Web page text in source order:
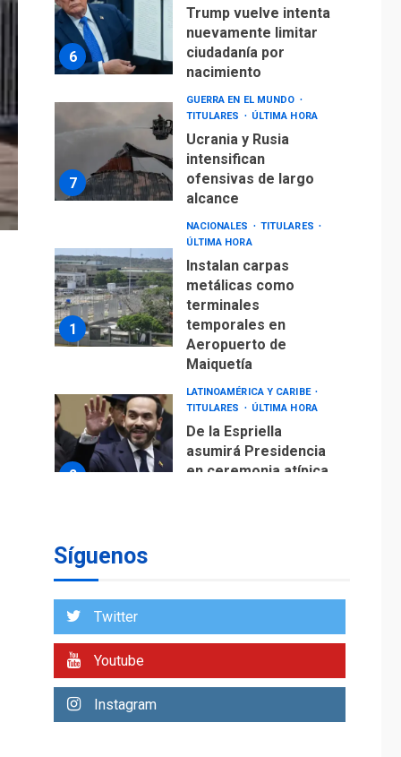
6
Trump vuelve intenta
nuevamente limitar
ciudadanía por
nacimiento
7
GUERRA EN EL MUNDO
TITULARES
ÚLTIMA HORA
Ucrania y Rusia
intensifican
ofensivas de largo
alcance
1
NACIONALES
TITULARES
ÚLTIMA HORA
Instalan carpas
metálicas como
terminales
temporales en
Aeropuerto de
Maiquetía
2
LATINOAMÉRICA Y CARIBE
TITULARES
ÚLTIMA HORA
De la Espriella
asumirá Presidencia
en ceremonia atípica
3
de diálogo en
4
POLÍTICA
TITULARES
Gobierno y AN2015 en
diálogo
Síguenos
Twitter
Youtube
Instagram